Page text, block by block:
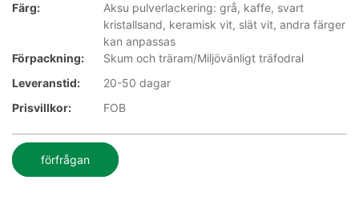
Färg:
Aksu pulverlackering: grå, kaffe, svart
kristallsand, keramisk vit, slät vit, andra färger
kan anpassas
Förpackning:
Skum och träram/Miljövänligt träfodral
Leveranstid:
20-50 dagar
Prisvillkor:
FOB
förfrågan